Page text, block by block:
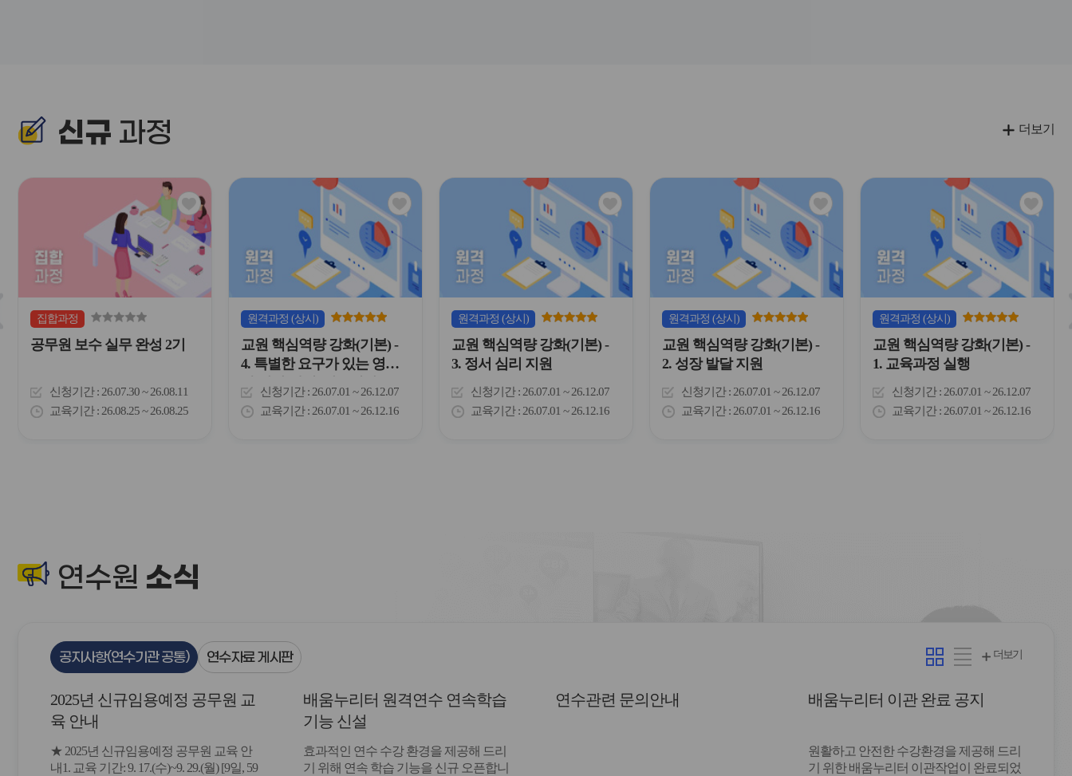
신규 과정
관
심
아
집합과정
공무원 보수 실무 완성 2기
신청기간 26.07.30 ~ 26.08.11
교육기간 26.08.25 ~ 26.08.25
관
심
아
이
원격과정 (상시)
교원 핵심역량 강화(기본) -
4. 특별한 요구가 있는 영유
아 지원(장애, 이주배경)
신청기간 26.07.01 ~ 26.12.07
교육기간 26.07.01 ~ 26.12.16
관
심
아
이
원격과정 (상시)
교원 핵심역량 강화(기본) -
3. 정서 심리 지원
신청기간 26.07.01 ~ 26.12.07
교육기간 26.07.01 ~ 26.12.16
관
심
아
이
원격과정 (상시)
교원 핵심역량 강화(기본) -
2. 성장 발달 지원
신청기간 26.07.01 ~ 26.12.07
교육기간 26.07.01 ~ 26.12.16
관
심
아
이
원격과정 (상시)
교원 핵심역량 강화(기본) -
1. 교육과정 실행
신청기간 26.07.01 ~ 26.12.07
교육기간 26.07.01 ~ 26.12.16
더보기
연수원 소식
공지사항(연수기관 공통) 연수자료 게시판
카
리
형
더보기
2025년 신규임용예정 공무원 교
육 안내
★ 2025년 신규임용예정 공무원 교육 안
내1. 교육 기간: 9. 17.(수)~9. 29.(월) [9일, 59
배움누리터 원격연수 연속학습
기능 신설
효과적인 연수 수강 환경을 제공해 드리
기 위해 연속 학습 기능을 신규 오픈합니
연수관련 문의안내 배움누리터 이관 완료 공지
원활하고 안전한 수강환경을 제공해 드리
기 위한 배움누리터 이관작업이 완료되었